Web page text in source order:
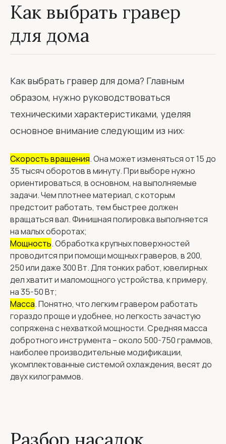
Как выбрать гравер
для дома
Как выбрать гравер для дома? Главным
образом, нужно руководствоваться
техническими характеристиками, уделяя
основное внимание следующим из них:
Скорость вращения. Она может изменяться от 15 до
35 тысяч оборотов в минуту. При выборе нужно
ориентироваться, в основном, на выполняемые
задачи. Чем плотнее материал, с которым
предстоит работать, тем быстрее должен
вращаться вал. Финишная полировка выполняется
на малых оборотах;
Мощность. Обработка крупных поверхностей
проводится при помощи мощных граверов, в 200,
250 или даже 300 Вт. Для тонких работ, ювелирных
дел хватит и маломощного устройства, к примеру,
на 35-50 Вт;
Масса. Понятно, что легким гравером работать
гораздо проще и удобнее, но легкость зачастую
сопряжена с нехваткой мощности. Средняя масса
добротного инструмента – около 500-750 граммов,
наиболее производительные модификации,
укомплектованные системой охлаждения, весят до
двух килограммов.